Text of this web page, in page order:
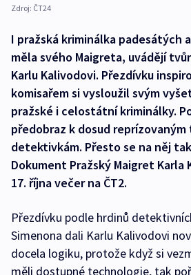
Zdroj: ČT24
I pražská kriminálka padesátých
měla svého Maigreta, uvádějí
Karlu Kalivodovi. Přezdívku
komisařem si vysloužil svým
pražské i celostátní kriminálky.
předobraz k dosud
detektivkám. Přesto se na něj
Dokument Pražský Maigret Karla
17. října večer na ČT2.
Přezdívku podle hrdinů
Simenona dali Karlu Kalivodovi
docela logiku, protože když si
měli dostupné technologie, tak